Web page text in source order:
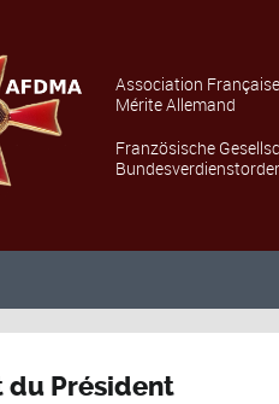
Association
Mérite Allemand
Französische
du Président